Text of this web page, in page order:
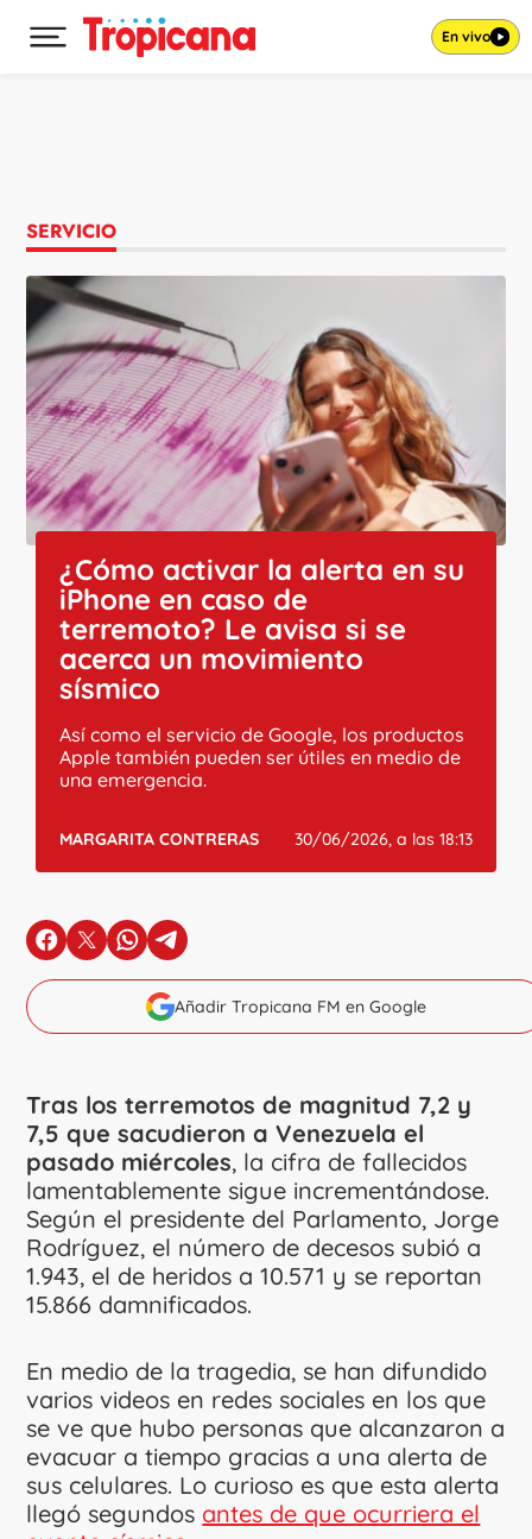
Desplegar menú principal En vivo
SERVICIO
¿Cómo activar la alerta en su
iPhone en caso de
terremoto? Le avisa si se
acerca un movimiento
sísmico
Así como el servicio de Google, los productos
Apple también pueden ser útiles en medio de
una emergencia.
MARGARITA CONTRERAS 30/06/2026, a las 18:13
en Facebook
en Xen Whatsapp
en Telegram
Añadir Tropicana FM en Google
Tras los terremotos de magnitud 7,2 y
7,5 que sacudieron a Venezuela el
pasado miércoles, la cifra de fallecidos
lamentablemente sigue incrementándose.
Según el presidente del Parlamento, Jorge
Rodríguez, el número de decesos subió a
1.943, el de heridos a 10.571 y se reportan
15.866 damnificados.
En medio de la tragedia, se han difundido
varios videos en redes sociales en los que
se ve que hubo personas que alcanzaron a
evacuar a tiempo gracias a una alerta de
sus celulares. Lo curioso es que esta alerta
llegó segundos antes de que ocurriera el